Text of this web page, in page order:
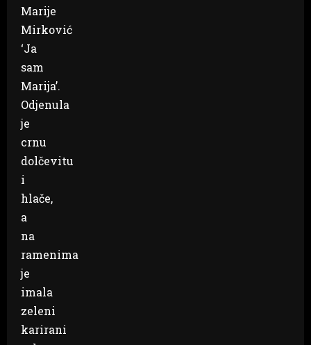
Marije
Mirković
‘Ja
sam
Marija’.
Odjenula
je
crnu
dolčevitu
i
hlače,
a
na
ramenima
je
imala
zeleni
karirani